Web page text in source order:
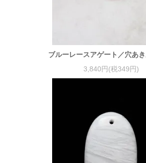
ブルーレースアゲート／穴あ
3,840円(税349円)